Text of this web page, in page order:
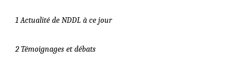
1 Actualité de NDDL à ce jour
2 Témoignages et débats